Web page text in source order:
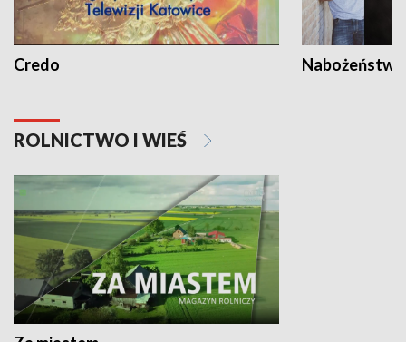
Credo
ROLNICTWO I WIEŚ